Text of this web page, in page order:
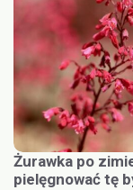
Żurawka po
pielęgnować tę